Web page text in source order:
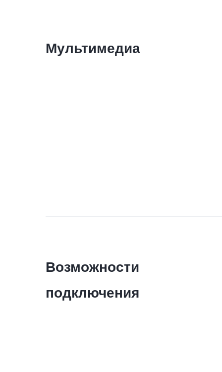
Мультимедиа
Возможности
подключения